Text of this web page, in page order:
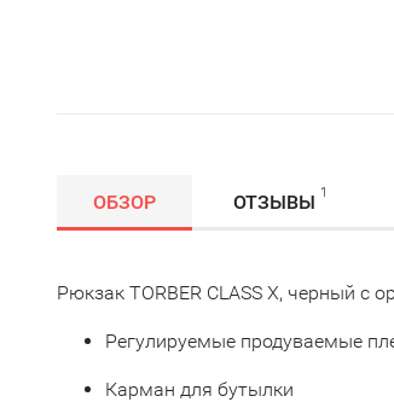
ОБЗОР ОТЗЫВЫ 1
Рюкзак TORBER CLASS X, черный с
Регулируемые продуваемые
Карман для бутылки